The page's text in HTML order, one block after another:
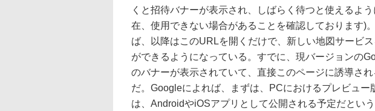
くと招待バナーが表示され、しばらく待つと使えるよ
在、使用できない場合があることを確認しております)
ば、以降はこのURLを開くだけで、新しい地図サービ
ができるようになっている。すでに、現バージョンの
のバナーが表示されていて、直接このページに誘導さ
だ。Googleによれば、まずは、PCにおけるプレビュー
は、AndroidやiOSアプリとして公開される予定だとい